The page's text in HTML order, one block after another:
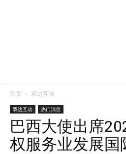
首页 双边互动
双边互动 热门消息
巴西大使出席
权服务业发展国